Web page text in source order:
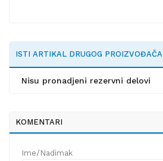
ISTI ARTIKAL DRUGOG PROIZVOĐAČA
Nisu pronadjeni rezervni delovi
KOMENTARI
Ime/Nadimak